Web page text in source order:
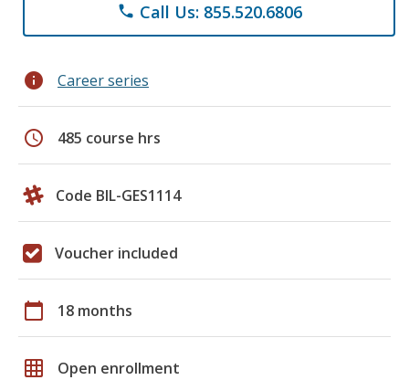
phone Call Us: 855.520.6806
info Career series
schedule 485 course hrs
Code BIL-GES1114
Voucher included
calendar_today 18 months
grid_on Open enrollment